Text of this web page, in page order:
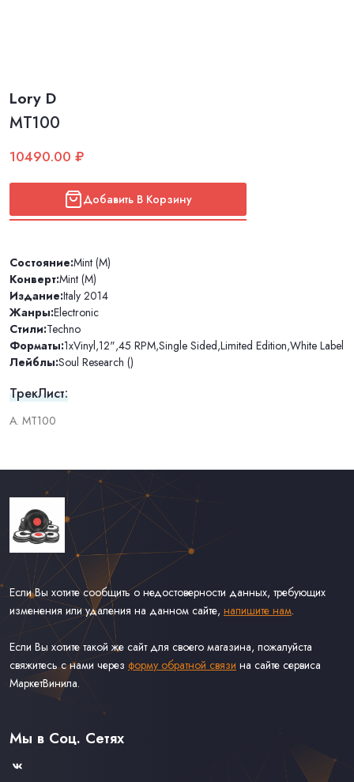
Lory D
MT100
10490.00 ₽
Добавить В Корзину
Состояние:Mint (M)
Конверт:Mint (M)
Издание:Italy 2014
Жанры:Electronic
Стили:Techno
Форматы:1xVinyl,12",45 RPM,Single Sided,Limited Edition,White Label
Лейблы:Soul Research ()
ТрекЛист:
A. MT100
Если Вы хотите сообщить о недостоверности данных, требующих
изменения или удаления на данном сайте, напишите нам.
Если Вы хотите такой же сайт для своего магазина, пожалуйста
свяжитесь с нами через форму обратной связи на сайте сервиса
МаркетВинила.
Каталог Винила, CD и Кассет
Доставка и Оплата
Мы в Соц. Сетях